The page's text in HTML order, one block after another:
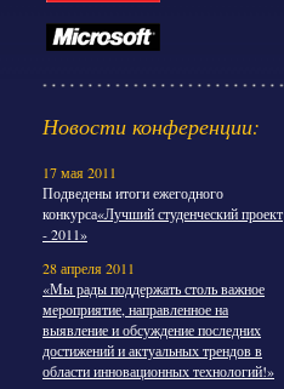
Новости конференции:
17 мая 2011
Подведены итоги ежегодного
конкурса«Лучший студенческий проект
- 2011»
28 апреля 2011
«Мы рады поддержать столь важное
мероприятие, направленное на
выявление и обсуждение последних
достижений и актуальных трендов в
области инновационных технологий!»